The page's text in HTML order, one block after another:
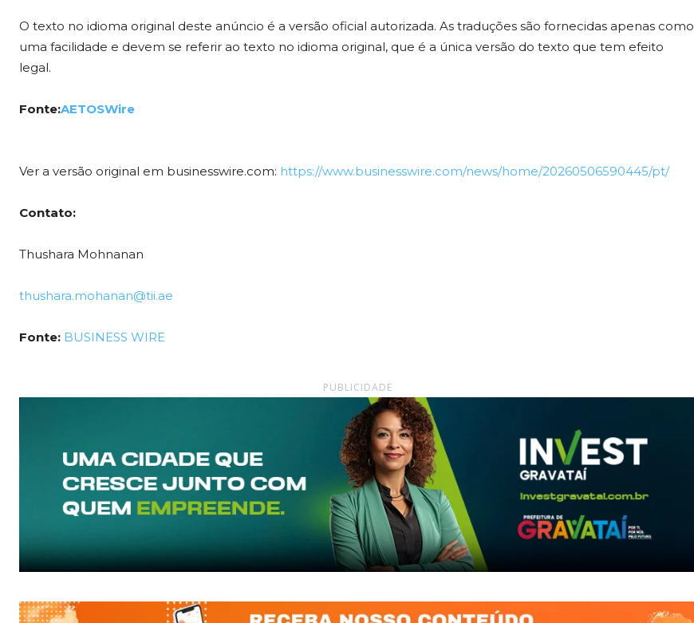
O texto no idioma original deste anúncio é a versão oficial autorizada. As traduções são fornecidas apenas como
uma facilidade e devem se referir ao texto no idioma original, que é a única versão do texto que tem efeito
legal.
Fonte:AETOSWire
Ver a versão original em businesswire.com: https://www.businesswire.com/news/home/20260506590445/pt/
Contato:
Thushara Mohnanan
thushara.mohanan@tii.ae
Fonte: BUSINESS WIRE
PUBLICIDADE